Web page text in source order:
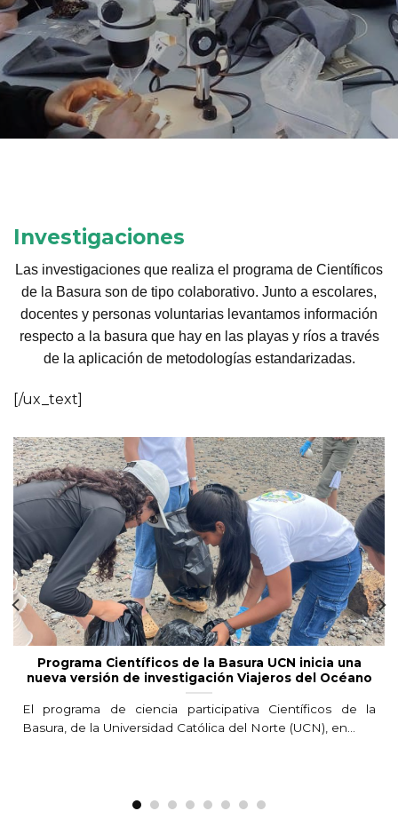
Investigaciones
Las investigaciones que realiza el programa de Científicos
de la Basura son de tipo colaborativo. Junto a escolares,
docentes y personas voluntarias levantamos información
respecto a la basura que hay en las playas y ríos a través
de la aplicación de metodologías estandarizadas.
[/ux_text]
Programa Científicos de la Basura UCN inicia una
nueva versión de investigación Viajeros del Océano
El programa de ciencia participativa Científicos de la
Basura, de la Universidad Católica del Norte (UCN), en...